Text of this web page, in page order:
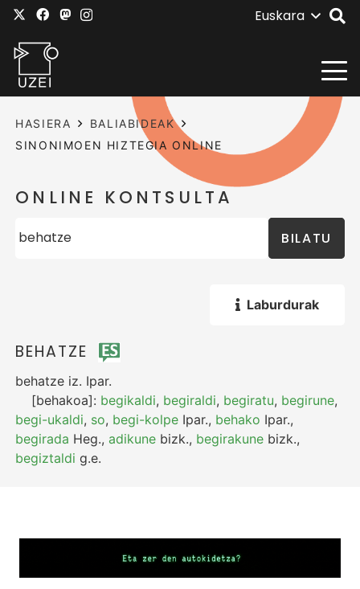
Euskara
HASIERA
BALIABIDEAK
SINONIMOEN HIZTEGIA ONLINE
ONLINE KONTSULTA
BILATU
Laburdurak
BEHATZE
behatze iz. Ipar.
[behakoa]: begikaldi, begiraldi, begiratu, begirune,
begi-ukaldi, so, begi-kolpe Ipar., behako Ipar.,
begirada Heg.,adikune bizk., begirakune bizk.,
begiztaldi g.e.